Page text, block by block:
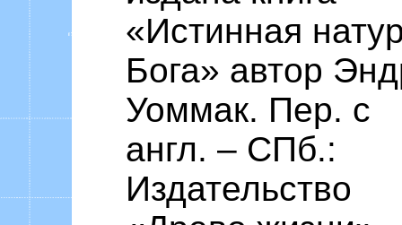
«Истинная
Бога» автор
Уоммак. Пер. с
англ. – СПб.:
Издательство